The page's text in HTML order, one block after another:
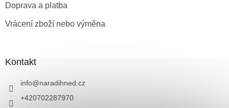
Doprava a platba
Vrácení zboží nebo výměna
Kontakt
info@naradihned.cz
+420702287970